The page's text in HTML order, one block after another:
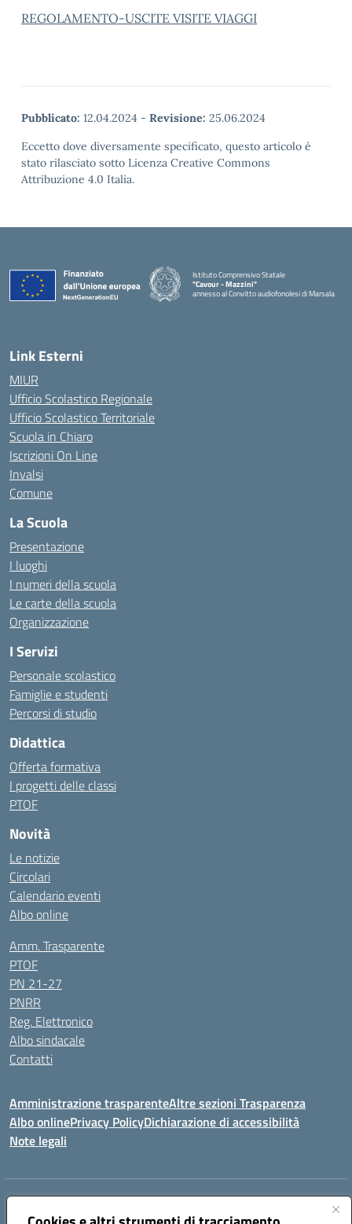
REGOLAMENTO-USCITE VISITE VIAGGI
Pubblicato: 12.04.2024 - Revisione: 25.06.2024
Eccetto dove diversamente specificato, questo articolo è
stato rilasciato sotto Licenza Creative Commons
Attribuzione 4.0 Italia.
Istituto Comprensivo Statale
"Cavour - Mazzini"
annesso al Convitto audiofonolesi di Marsala
Link Esterni
MIUR
Ufficio Scolastico Regionale
Ufficio Scolastico Territoriale
Scuola in Chiaro
Iscrizioni On Line
Invalsi
Comune
La Scuola
Presentazione
I luoghi
I numeri della scuola
Le carte della scuola
Organizzazione
I Servizi
Personale scolastico
Famiglie e studenti
Percorsi di studio
Didattica
Offerta formativa
I progetti delle classi
PTOF
Novità
Le notizie
Circolari
Calendario eventi
Albo online
Amm. Trasparente
PTOF
PN 21-27
PNRR
Reg. Elettronico
Albo sindacale
Contatti
Amministrazione trasparenteAltre sezioni Trasparenza
Albo onlinePrivacy PolicyDichiarazione di accessibilità
Note legali
Indirizzo:
Centralino:0923714186 Email:tpvc050004@istruzione.it